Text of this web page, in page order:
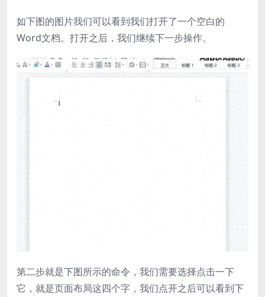
如下图的图片我们可以看到我们打开了一个空白的
Word文档。打开之后，我们继续下一步操作。
第二步就是下图所示的命令，我们需要选择点击一下
它，就是页面布局这四个字，我们点开之后可以看到下